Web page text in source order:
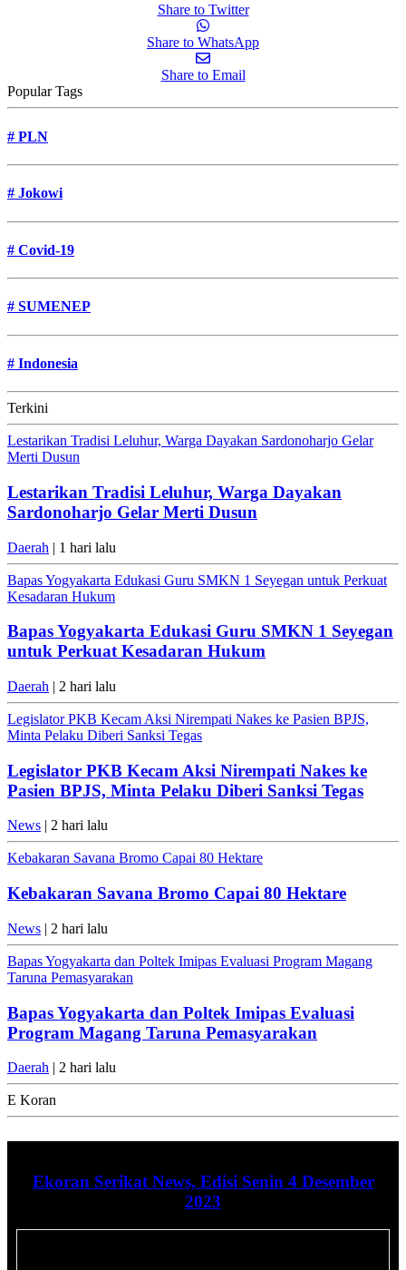
Share to Twitter
Share to WhatsApp
Share to Email
Popular Tags
# PLN
# Jokowi
# Covid-19
# SUMENEP
# Indonesia
Terkini
Lestarikan Tradisi Leluhur, Warga Dayakan Sardonoharjo Gelar
Merti Dusun
Lestarikan Tradisi Leluhur, Warga Dayakan
Sardonoharjo Gelar Merti Dusun
Daerah | 1 hari lalu
Bapas Yogyakarta Edukasi Guru SMKN 1 Seyegan untuk Perkuat
Kesadaran Hukum
Bapas Yogyakarta Edukasi Guru SMKN 1 Seyegan
untuk Perkuat Kesadaran Hukum
Daerah | 2 hari lalu
Legislator PKB Kecam Aksi Nirempati Nakes ke Pasien BPJS,
Minta Pelaku Diberi Sanksi Tegas
Legislator PKB Kecam Aksi Nirempati Nakes ke
Pasien BPJS, Minta Pelaku Diberi Sanksi Tegas
News | 2 hari lalu
Kebakaran Savana Bromo Capai 80 Hektare
Kebakaran Savana Bromo Capai 80 Hektare
News | 2 hari lalu
Bapas Yogyakarta dan Poltek Imipas Evaluasi Program Magang
Taruna Pemasyarakan
Bapas Yogyakarta dan Poltek Imipas Evaluasi
Program Magang Taruna Pemasyarakan
Daerah | 2 hari lalu
E Koran
Ekoran Serikat News, Edisi Senin 4 Desember
2023